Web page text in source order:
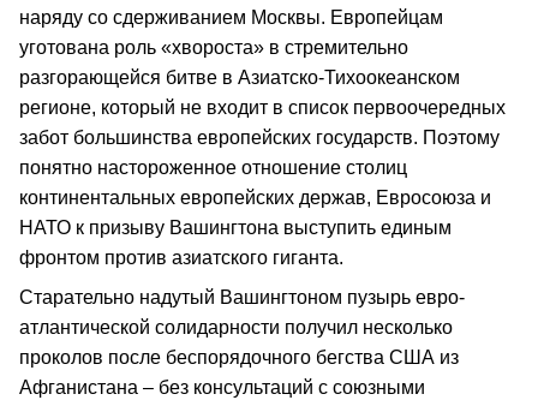
наряду со сдерживанием Москвы. Европейцам
уготована роль «хвороста» в стремительно
разгорающейся битве в Азиатско-Тихоокеанском
регионе, который не входит в список первоочередных
забот большинства европейских государств. Поэтому
понятно настороженное отношение столиц
континентальных европейских держав, Евросоюза и
НАТО к призыву Вашингтона выступить единым
фронтом против азиатского гиганта.
Старательно надутый Вашингтоном пузырь евро-
атлантической солидарности получил несколько
проколов после беспорядочного бегства США из
Афганистана – без консультаций с союзными